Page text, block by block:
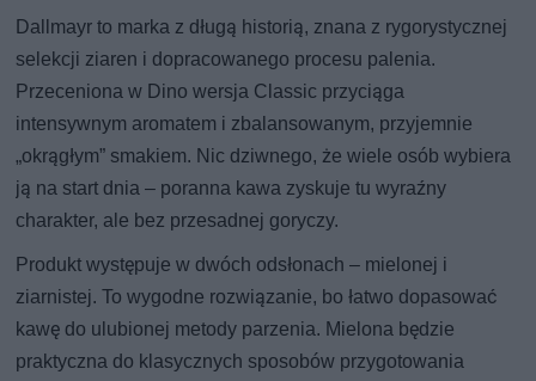
Dallmayr to marka z długą historią, znana z rygorystycznej
selekcji ziaren i dopracowanego procesu palenia.
Przeceniona w Dino wersja Classic przyciąga
intensywnym aromatem i zbalansowanym, przyjemnie
„okrągłym” smakiem. Nic dziwnego, że wiele osób wybiera
ją na start dnia – poranna kawa zyskuje tu wyraźny
charakter, ale bez przesadnej goryczy.
Produkt występuje w dwóch odsłonach – mielonej i
ziarnistej. To wygodne rozwiązanie, bo łatwo dopasować
kawę do ulubionej metody parzenia. Mielona będzie
praktyczna do klasycznych sposobów przygotowania